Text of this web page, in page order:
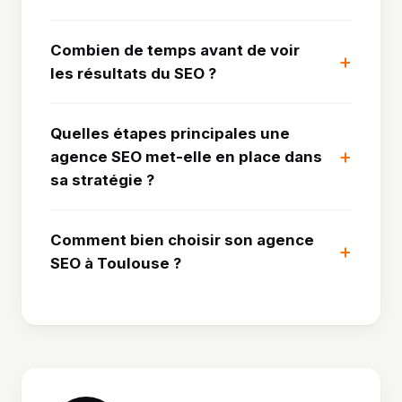
Combien de temps avant de voir
les résultats du SEO ?
Quelles étapes principales une
agence SEO met-elle en place dans
sa stratégie ?
Comment bien choisir son agence
SEO à Toulouse ?